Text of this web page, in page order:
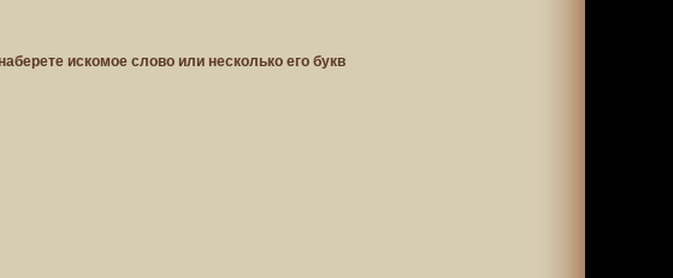
искомое слово или несколько его букв